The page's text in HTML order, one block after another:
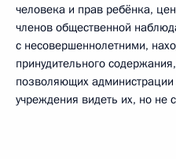
человека и прав ребёнка,
членов общественной
с несовершеннолетними,
принудительного
позволяющих администрации
учреждения видеть их, но не